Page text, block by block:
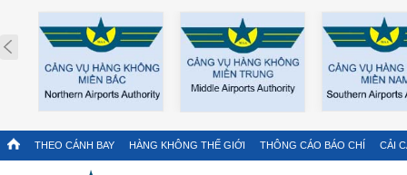
Prev
THEO CÁNH BAY HÀNG KHÔNG THẾ GIỚI THÔNG CÁO BÁO CHÍ CẢI